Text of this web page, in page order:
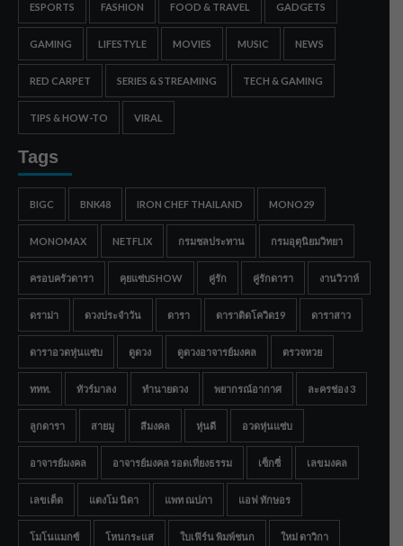
ESPORTS FASHION FOOD & TRAVEL GADGETS
GAMING LIFESTYLE MOVIES MUSIC NEWS
RED CARPET SERIES & STREAMING TECH & GAMING
TIPS & HOW-TO VIRAL
Tags
BIGC BNK48 IRON CHEF THAILAND MONO29
MONOMAX NETFLIX กรมชลประทาน กรมอุตุนิยมวิทยา
ครอบครัวดารา คุยแซ่บSHOW คู่รัก คู่รักดารา งานวิวาห์
ดราม่า ดวงประจำวัน ดารา ดาราติดโควิด19 ดาราสาว
ดาราอวดหุ่นแซ่บ ดูดวง ดูดวงอาจารย์มงคล ตรวจหวย
ททท. ทัวร์มาลง ทำนายดวง พยากรณ์อากาศ ละครช่อง 3
ลูกดารา สายมู สีมงคล หุ่นดี อวดหุ่นแซ่บ
อาจารย์มงคล อาจารย์มงคล รอดเที่ยงธรรม เซ็กซี่ เลขมงคล
เลขเด็ด แตงโม นิดา แพท ณปภา แอฟ ทักษอร
โมโนแมกซ์ โหนกระแส ใบเฟิร์น พิมพ์ชนก ใหม่ ดาวิกา